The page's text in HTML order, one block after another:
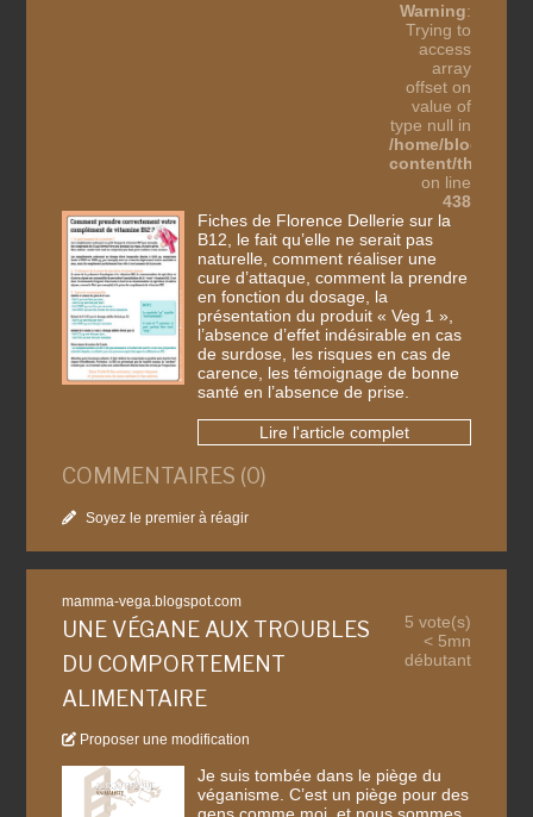
Warning:
Trying to
access
array
offset on
value of
type null in
/home/
content/themes/
on line
438
Fiches de Florence Dellerie sur la
B12, le fait qu’elle ne serait pas
naturelle, comment réaliser une
cure d’attaque, comment la prendre
en fonction du dosage, la
présentation du produit « Veg 1 »,
l’absence d’effet indésirable en cas
de surdose, les risques en cas de
carence, les témoignage de bonne
santé en l’absence de prise.
Lire l'article complet
COMMENTAIRES (0)
Soyez le premier à réagir
mamma-vega.blogspot.com
UNE VÉGANE AUX TROUBLES
DU COMPORTEMENT
ALIMENTAIRE
Proposer une modification
5 vote(s)
< 5mn
débutant
Je suis tombée dans le piège du
véganisme. C’est un piège pour des